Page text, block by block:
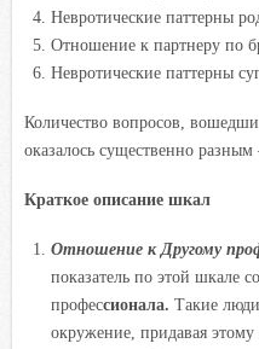
Невротические паттерны
Отношение к партнеру по
Невротические паттерны
Количество вопросов,
оказалось существенно
Краткое описание шкал
Отношение к Другому
показатель по этой шкале
профессионала. Такие
окружение, придавая